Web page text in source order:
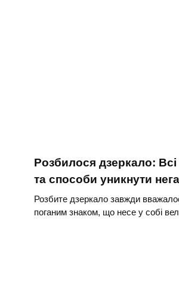
Розбилося дзеркало:
та способи уникнути
Розбите дзеркало завжди
поганим знаком, що несе у собі